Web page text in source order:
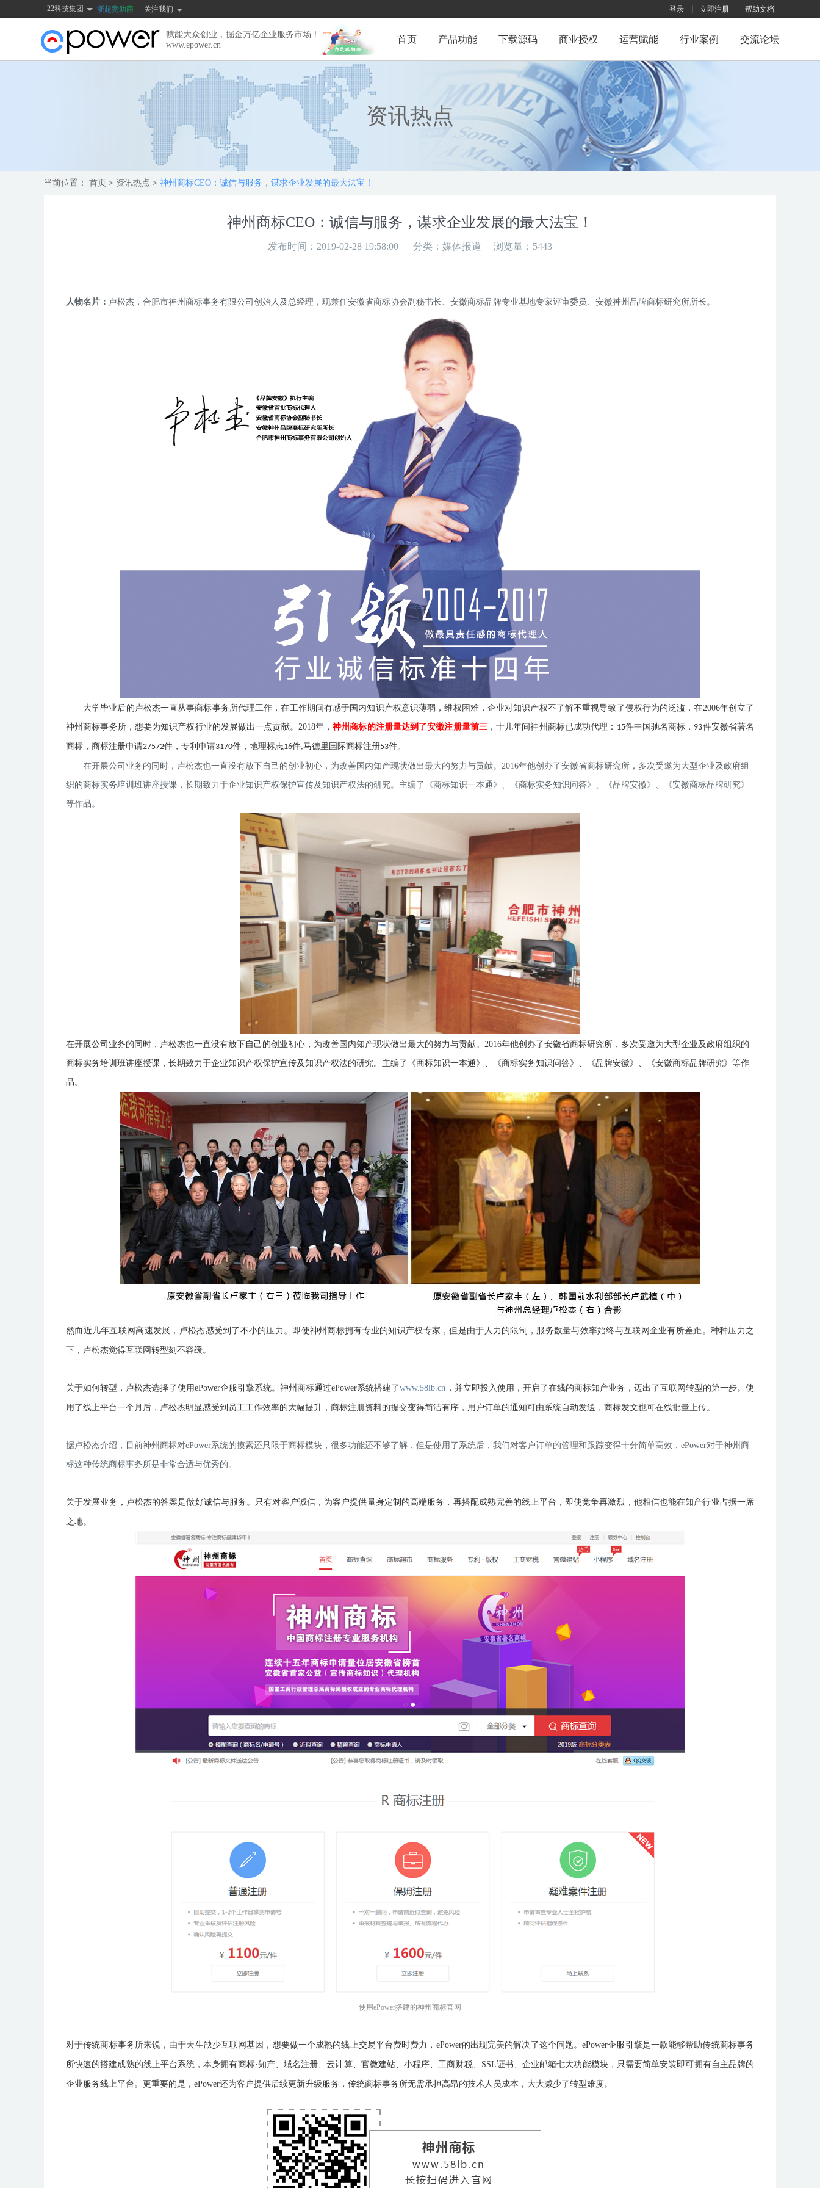
22科技集团 浙超赞助商 关注我们 登录 立即注册 帮助文档
赋能大众创业，掘金万亿企业服务市场！
www.epower.cn
首页 产品功能 下载源码 商业授权 运营赋能 行业案例 交流论坛
资讯热点
当前位置： 首页 > 资讯热点 > 神州商标CEO：诚信与服务，谋求企业发展的最大法宝！
神州商标CEO：诚信与服务，谋求企业发展的最大法宝！
发布时间：2019-02-28 19:58:00 分类： 媒体报道 浏览量：5443
人物名片： 卢松杰，合肥市神州商标事务有限公司创始人及总经理，现兼任安徽省商标协会副秘书长、安徽商标品牌专业基地专家评审委员、安徽神州品牌商标研究所所长。
大学毕业后的卢松杰一直从事商标事务所代理工作，在工作期间有感于国内知识产权意识薄弱，维权困难，企业对知识产权不了解不重视导致了侵权行为的泛滥，在2006年创立了
神州商标事务所，想要为知识产权行业的发展做出一点贡献。 2018年，神州商标的注册量达到了安徽注册量前三，十几年间神州商标已成功代理： 15件中国驰名商标， 93件安徽省著名
商标，商标注册申请27572件，专利申请3170件，地理标志16件,马德里国际商标注册53件。
在开展公司业务的同时，卢松杰也一直没有放下自己的创业初心，为改善国内知产现状做出最大的努力与贡献。 2016年他创办了安徽省商标研究所，多次受邀为大型企业及政府组
织的商标实务培训班讲座授课，长期致力于企业知识产权保护宣传及知识产权法的研究。主编了《商标知识一本通》、《商标实务知识问答》、《品牌安徽》、《安徽商标品牌研究》
等作品。
在开展公司业务的同时，卢松杰也一直没有放下自己的创业初心，为改善国内知产现状做出最大的努力与贡献。 2016年他创办了安徽省商标研究所，多次受邀为大型企业及政府组织的
商标实务培训班讲座授课，长期致力于企业知识产权保护宣传及知识产权法的研究。主编了《商标知识一本通》、《商标实务知识问答》、《品牌安徽》、《安徽商标品牌研究》等作
品。
然而近几年互联网高速发展，卢松杰感受到了不小的压力。即使神州商标拥有专业的知识产权专家，但是由于人力的限制，服务数量与效率始终与互联网企业有所差距。种种压力之
下，卢松杰觉得互联网转型刻不容缓。
关于如何转型，卢松杰选择了使用ePower企服引擎系统。神州商标通过ePower系统搭建了www.58lb.cn ，并立即投入使用，开启了在线的商标知产业务，迈出了互联网转型的第一步。使
用了线上平台一个月后，卢松杰明显感受到员工工作效率的大幅提升，商标注册资料的提交变得简洁有序，用户订单的通知可由系统自动发送，商标发文也可在线批量上传。
据卢松杰介绍，目前神州商标对ePower系统的摸索还只限于商标模块，很多功能还不够了解，但是使用了系统后，我们对客户订单的管理和跟踪变得十分简单高效，ePower对于神州商
标这种传统商标事务所是非常合适与优秀的。
关于发展业务，卢松杰的答案是做好诚信与服务。只有对客户诚信，为客户提供量身定制的高端服务，再搭配成熟完善的线上平台，即使竞争再激烈，他相信也能在知产行业占据一席
之地。
使用ePower搭建的神州商标官网
对于传统商标事务所来说，由于天生缺少互联网基因，想要做一个成熟的线上交易平台费时费力，ePower的出现完美的解决了这个问题。ePower企服引擎是一款能够帮助传统商标事务
所快速的搭建成熟的线上平台系统，本身拥有商标·知产、域名注册、云计算、官微建站、小程序、工商财税、SSL证书、企业邮箱七大功能模块，只需要简单安装即可拥有自主品牌的
企业服务线上平台。更重要的是，ePower还为客户提供后续更新升级服务，传统商标事务所无需承担高昂的技术人员成本，大大减少了转型难度。